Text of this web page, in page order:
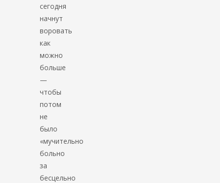
сегодня
начнут
воровать
как
можно
больше
—
чтобы
потом
не
было
«мучительно
больно
за
бесцельно